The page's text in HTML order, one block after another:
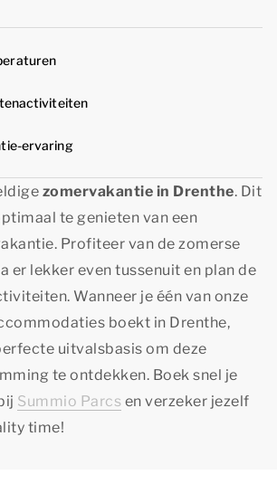
ervaring
zomervakantie in Drenthe. Dit
te genieten van een
Profiteer van de zomerse
er lekker even tussenuit en plan de
Wanneer je één van onze
boekt in Drenthe,
uitvalsbasis om deze
te ontdekken. Boek snel je
Summio Parcs en verzeker jezelf
time!